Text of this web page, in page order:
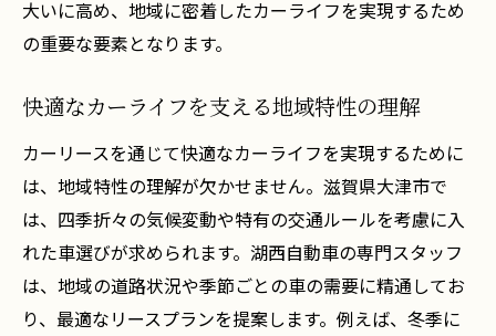
大いに高め、地域に密着したカーライフを実現するため
の重要な要素となります。
快適なカーライフを支える地域特性の理解
カーリースを通じて快適なカーライフを実現するために
は、地域特性の理解が欠かせません。滋賀県大津市で
は、四季折々の気候変動や特有の交通ルールを考慮に入
れた車選びが求められます。湖西自動車の専門スタッフ
は、地域の道路状況や季節ごとの車の需要に精通してお
り、最適なリースプランを提案します。例えば、冬季に